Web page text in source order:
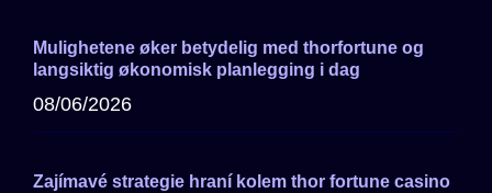
Mulighetene øker betydelig med thorfortune og
langsiktig økonomisk planlegging i dag
08/06/2026
Zajímavé strategie hraní kolem thor fortune casino